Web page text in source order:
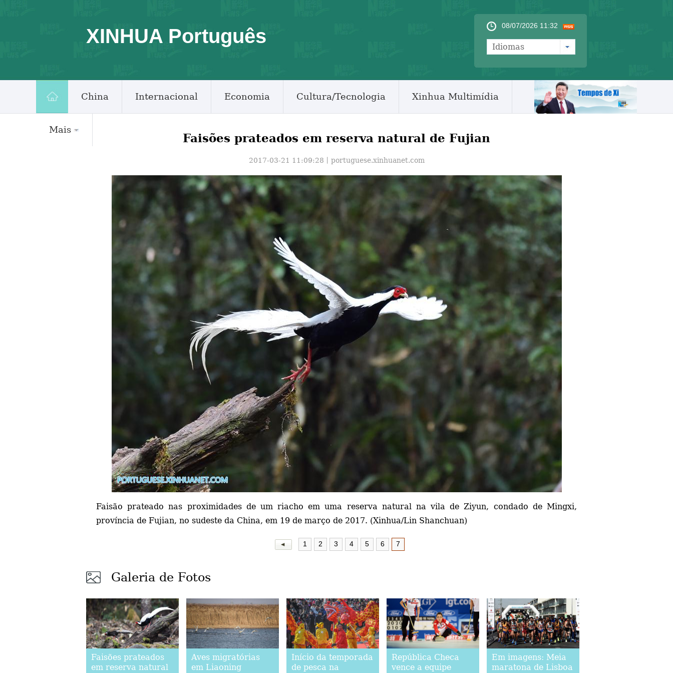
XINHUA Português 08/07/2026 11:32
Idiomas
China Internacional Economia Cultura/Tecnologia Xinhua Multimídia
Mais
Faisões prateados em reserva natural de Fujian
2017-03-21 11:09:28丨 portuguese.xinhuanet.com
Faisão prateado nas proximidades de um riacho em uma reserva natural na vila de Ziyun, condado de Mingxi,
província de Fujian, no sudeste da China, em 19 de março de 2017. (Xinhua/Lin Shanchuan)
1 2 3 4 5 6 7
Galeria de Fotos
Faisões prateados
em reserva natural
Aves migratórias
em Liaoning
Início da temporada
de pesca na
República Checa
vence a equipe
Em imagens: Meia
maratona de Lisboa